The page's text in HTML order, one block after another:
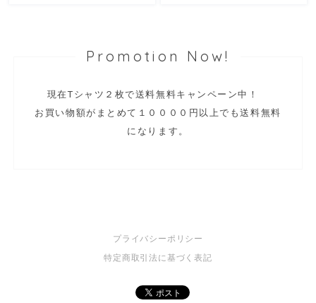
Promotion Now!
現在Tシャツ２枚で送料無料キャンペーン中！
お買い物額がまとめて１００００円以上でも送料無料
になります。
プライバシーポリシー
特定商取引法に基づく表記